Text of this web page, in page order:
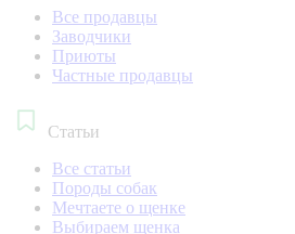
Все продавцы
Заводчики
Приюты
Частные продавцы
Статьи
Все статьи
Породы собак
Мечтаете о щенке
Выбираем щенка